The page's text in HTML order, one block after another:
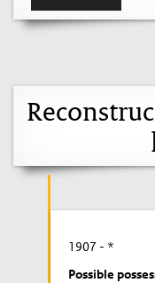
1907 - *
Possible